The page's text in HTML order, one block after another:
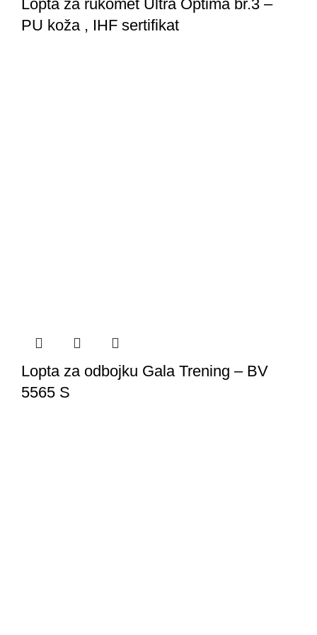
Lopta za rukomet Ultra Optima br.3 –
PU koža , IHF sertifikat
Lopta za odbojku Gala Trening – BV
5565 S